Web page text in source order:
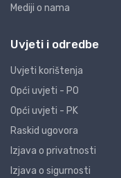
Mediji o nama
Uvjeti i odredbe
Uvjeti korištenja
Opći uvjeti - PO
Opći uvjeti - PK
Raskid ugovora
Izjava o privatnosti
Izjava o sigurnosti